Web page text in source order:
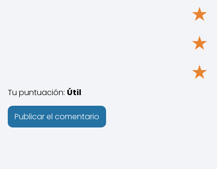
★
★
★
Tu puntuación: Útil